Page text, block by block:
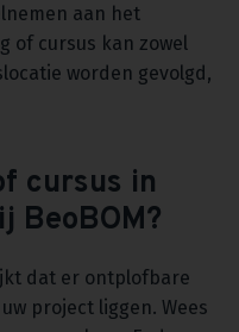
aan het
of cursus kan zowel
worden gevolgd,
cursus in
BeoBOM?
dat er ontplofbare
project liggen. Wees